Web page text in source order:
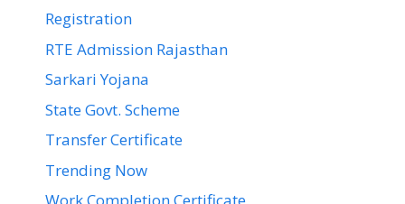
Registration
RTE Admission Rajasthan
Sarkari Yojana
State Govt. Scheme
Transfer Certificate
Trending Now